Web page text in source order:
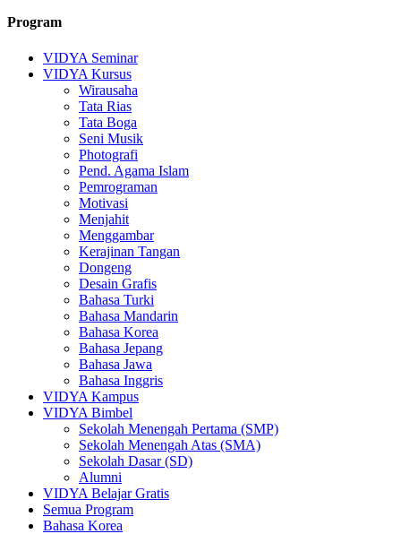
Program
VIDYA Seminar
VIDYA Kursus
Wirausaha
Tata Rias
Tata Boga
Seni Musik
Photografi
Pend. Agama Islam
Pemrograman
Motivasi
Menjahit
Menggambar
Kerajinan Tangan
Dongeng
Desain Grafis
Bahasa Turki
Bahasa Mandarin
Bahasa Korea
Bahasa Jepang
Bahasa Jawa
Bahasa Inggris
VIDYA Kampus
VIDYA Bimbel
Sekolah Menengah Pertama (SMP)
Sekolah Menengah Atas (SMA)
Sekolah Dasar (SD)
Alumni
VIDYA Belajar Gratis
Semua Program
Bahasa Korea